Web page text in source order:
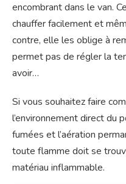
encombrant dans le van.
chauffer facilement et
contre, elle les oblige à
permet pas de régler la
avoir…
Si vous souhaitez faire
l’environnement direct du
fumées et l’aération
toute flamme doit se
matériau inflammable.